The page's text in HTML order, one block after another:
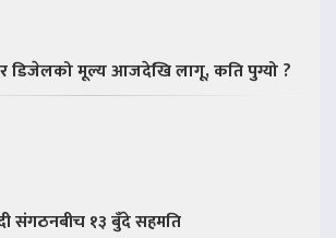
र डिजेलको मूल्य आजदेखि लागू, कति पुग्यो ?
संगठनबीच १३ बुँदे सहमति